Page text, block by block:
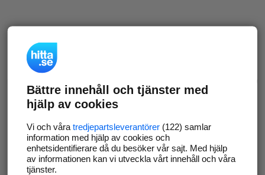
Bättre innehåll och tjänster med
hjälp av cookies
Vi och våra tredjepartsleverantörer(122) samlar
information med hjälp av cookies och
enhetsidentifierare då du besöker vår sajt. Med hjälp
av informationen kan vi utveckla vårt innehåll och våra
tjänster.